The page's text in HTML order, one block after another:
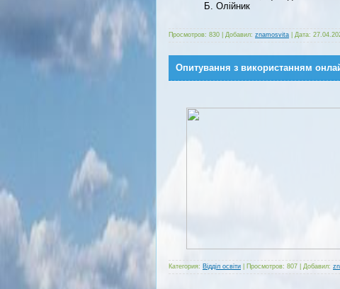
Б. Олійник
Просмотров: 830 Добавил: znamosvita Дата:
Опитування з використанням
Категория: Відділ освіти Просмотров: 807 Добавил: